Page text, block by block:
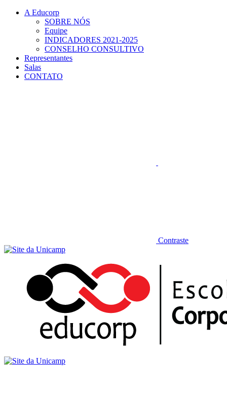
Conteúdo principal
A Educorp
SOBRE NÓS
Equipe
INDICADORES 2021-2025
CONSELHO CONSULTIVO
Representantes
Salas
CONTATO
Contraste